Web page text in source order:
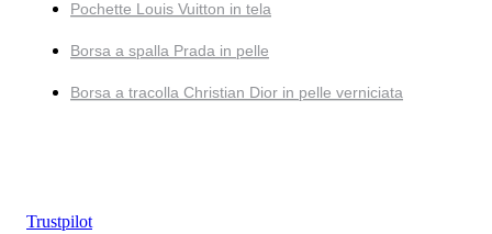
Pochette Louis Vuitton in tela
Borsa a spalla Prada in pelle
Borsa a tracolla Christian Dior in pelle verniciata
Trustpilot